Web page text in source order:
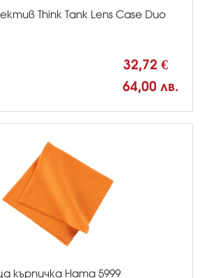
Think Tank Lens Case Duo
32,72 €
64,00 лв.
кърпичка Hama 5999